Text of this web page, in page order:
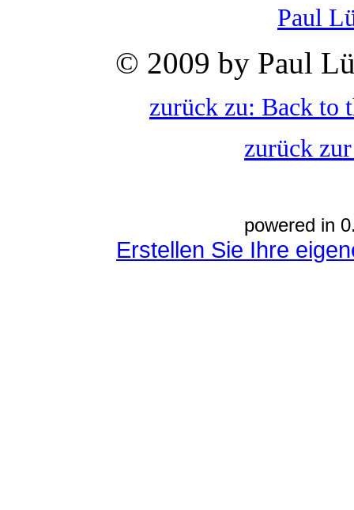
Paul
© 2009 by Paul
zurück zu: Back to
zurück
powered in
Erstellen Sie Ihre